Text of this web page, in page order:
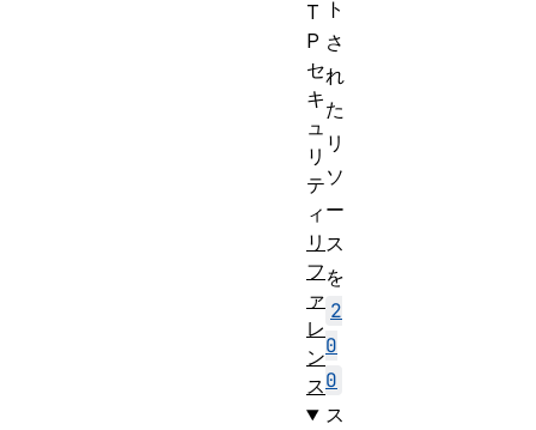
ト
さ
れ
た
リ
ソ
ー
ス
を
2
0
0
ス
T
P
セ
キ
ュ
リ
テ
ィ
リ
フ
ァ
レ
ン
ス